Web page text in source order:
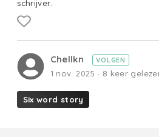
schrijver.
Chellkn VOLGEN
1 nov. 2025 · 8 keer
Six word story